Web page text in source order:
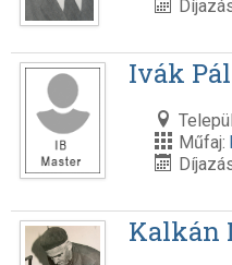
Ivák Pál
Műfaj:
Kalkán